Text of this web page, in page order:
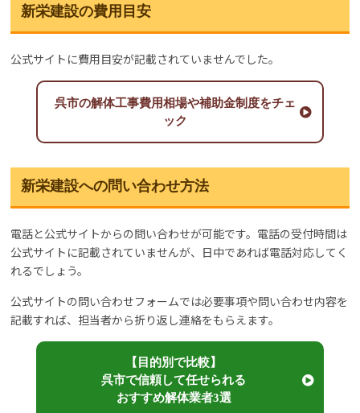
新栄建設の費用目安
公式サイトに費用目安が記載されていませんでした。
呉市の解体工事費用相場や補助金制度をチェ
ック
新栄建設への問い合わせ方法
電話と公式サイトからの問い合わせが可能です。電話の受付時間は
公式サイトに記載されていませんが、日中であれば電話対応してく
れるでしょう。
公式サイトの問い合わせフォームでは必要事項や問い合わせ内容を
記載すれば、担当者から折り返し連絡をもらえます。
【目的別で比較】
呉市で信頼して任せられる
おすすめ解体業者3選